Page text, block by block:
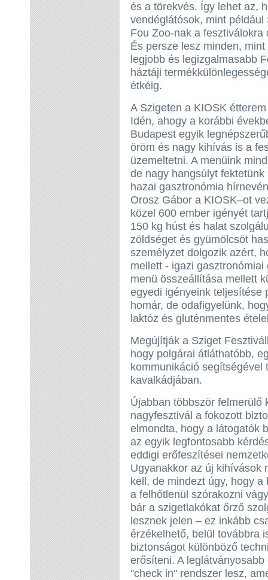
és a törekvés. Így lehet az,
vendéglátósok, mint
Fou Zoo-nak a
És persze lesz minden,
legjobb és legizgalmasabb
háztáji
étkéig.
A Szigeten a KIOSK
Idén, ahogy a korábbi
Budapest egyik
öröm és nagy kihívás is a
üzemeltetni. A menüink
de nagy hangsúlyt
hazai gasztronómia
Orosz Gábor a KIOSK–ot
közel 600 ember igényét
150 kg húst és halat
zöldséget és gyümölcsöt
személyzet dolgozik azért,
mellett - igazi
menü összeállítása mellett
egyedi igényeink teljesítése
homár, de odafigyelünk,
laktóz és gluténmentes
Megújítják a Sziget
hogy polgárai átláthatóbb,
kommunikáció
kavalkádjában.
Újabban többször felmerülő
nagyfesztivál a fokozott
elmondta, hogy a látogatók
az egyik legfontosabb
eddigi erőfeszítései
Ugyanakkor az új kihívások
kell, de mindezt úgy, hogy
a felhőtlenül szórakozni
bár a szigetlakókat őrző
lesznek jelen – ez inkább
érzékelhető, belül továbbra
biztonságot különböző
erősíteni. A
"check in" rendszer lesz,